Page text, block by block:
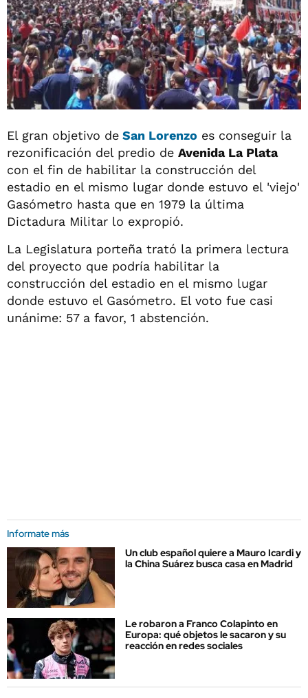
El gran objetivo de San Lorenzo es conseguir la
rezonificación del predio de Avenida La Plata
con el fin de habilitar la construcción del
estadio en el mismo lugar donde estuvo el 'viejo'
Gasómetro hasta que en 1979 la última
Dictadura Militar lo expropió.
La Legislatura porteña trató la primera lectura
del proyecto que podría habilitar la
construcción del estadio en el mismo lugar
donde estuvo el Gasómetro. El voto fue casi
unánime: 57 a favor, 1 abstención.
Informate más
Un club español quiere a Mauro Icardi y
la China Suárez busca casa en Madrid
Le robaron a Franco Colapinto en
Europa: qué objetos le sacaron y su
reacción en redes sociales